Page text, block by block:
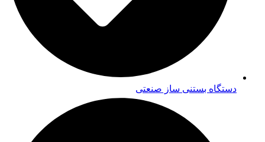
دستگاه بستنی ساز صنعتی